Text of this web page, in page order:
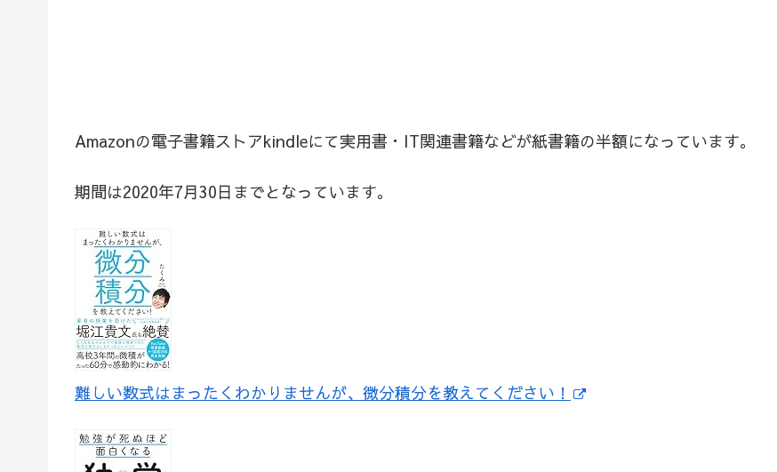
Amazonの電子書籍ストアkindleにて実用書・IT関連書籍などが紙書籍の半額になっています。
期間は2020年7月30日までとなっています。
難しい数式はまったくわかりませんが、微分積分を教えてください！